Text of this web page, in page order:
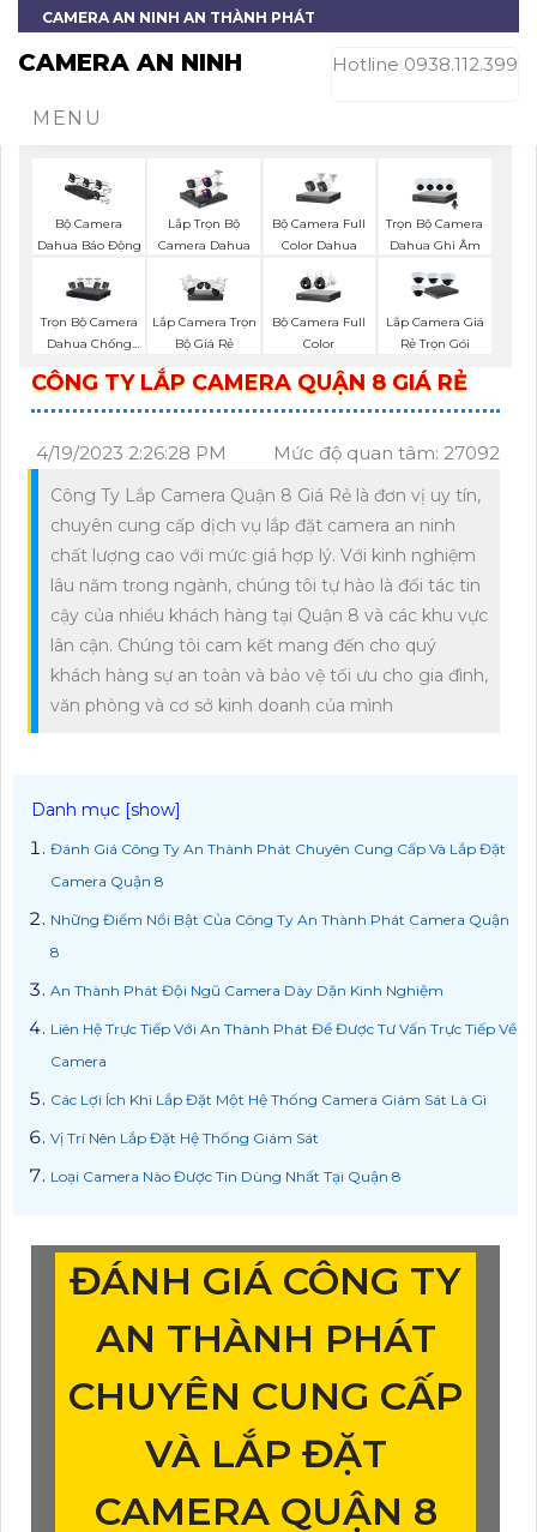
CAMERA AN NINH AN THÀNH PHÁT
CAMERA AN NINH Hotline 0938.112.399
MENU
Bộ Camera
Dahua Báo Động
Lắp Trọn Bộ
Camera Dahua
Bộ Camera Full
Color Dahua
Trọn Bộ Camera
Dahua Ghi Âm
Trọn Bộ Camera
Dahua Chống
Lắp Camera Trọn
Bộ Giá Rẻ
Bộ Camera Full
Color
Lắp Camera Giá
Rẻ Trọn Gói
CÔNG TY LẮP CAMERA QUẬN 8 GIÁ RẺ
4/19/2023 2:26:28 PM Mức độ quan tâm: 27092
Công Ty Lắp Camera Quận 8 Giá Rẻ là đơn vị uy tín,
chuyên cung cấp dịch vụ lắp đặt camera an ninh
chất lượng cao với mức giá hợp lý. Với kinh nghiệm
lâu năm trong ngành, chúng tôi tự hào là đối tác tin
cậy của nhiều khách hàng tại Quận 8 và các khu vực
lân cận. Chúng tôi cam kết mang đến cho quý
khách hàng sự an toàn và bảo vệ tối ưu cho gia đình,
văn phòng và cơ sở kinh doanh của mình
Đánh Giá Công Ty An Thành Phát Chuyên Cung Cấp Và Lắp Đặt
Camera Quận 8
Những Điểm Nổi Bật Của Công Ty An Thành Phát Camera Quận
8
An Thành Phát Đội Ngũ Camera Dày Dặn Kinh Nghiệm
Liên Hệ Trực Tiếp Với An Thành Phát Để Được Tư Vấn Trực Tiếp Về
Camera
Các Lợi Ích Khi Lắp Đặt Một Hệ Thống Camera Giám Sát Là Gì
Vị Trí Nên Lắp Đặt Hệ Thống Giám Sát
Loại Camera Nào Được Tin Dùng Nhất Tại Quận 8
ĐÁNH GIÁ CÔNG TY
AN THÀNH PHÁT
CHUYÊN CUNG CẤP
VÀ LẮP ĐẶT
CAMERA QUẬN 8